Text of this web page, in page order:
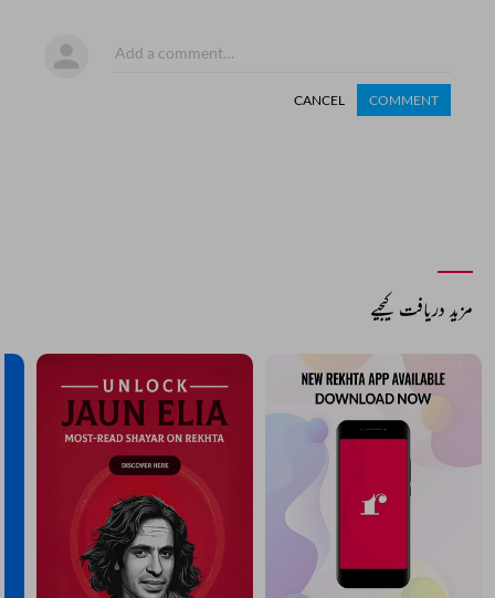
CANCEL COMMENT
مزید دریافت کیجیے